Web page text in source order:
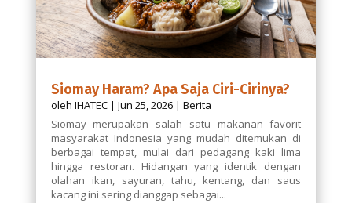
Siomay Haram? Apa Saja Ciri-Cirinya?
oleh IHATEC| Jun 25, 2026| Berita
Siomay merupakan salah satu makanan favorit
masyarakat Indonesia yang mudah ditemukan di
berbagai tempat, mulai dari pedagang kaki lima
hingga restoran. Hidangan yang identik dengan
olahan ikan, sayuran, tahu, kentang, dan saus
kacang ini sering dianggap sebagai...